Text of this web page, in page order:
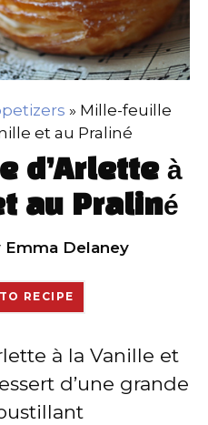
» Mille-feuille
et au Praliné
d’Arlette à
au Praliné
Emma Delaney
RECIPE
à la Vanille et
d’une grande